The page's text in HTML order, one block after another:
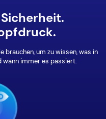
brauchen, um zu wissen, was in
wann immer es passiert.